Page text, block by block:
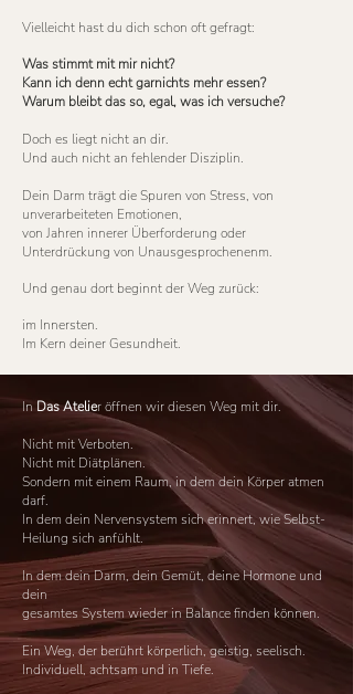
Vielleicht hast du dich schon oft gefragt:
Was stimmt mit mir nicht?
Kann ich denn echt garnichts mehr essen?
Warum bleibt das so, egal, was ich versuche?
Doch es liegt nicht an dir.
Und auch nicht an fehlender Disziplin.
Dein Darm trägt die Spuren von Stress, von
unverarbeiteten Emotionen,
von Jahren innerer Überforderung oder
Unterdrückung von Unausgesprochenenm.
Und genau dort beginnt der Weg zurück:
im Innersten.
Im Kern deiner Gesundheit.
In Das Atelier öffnen wir diesen Weg mit dir.
Nicht mit Verboten.
Nicht mit Diätplänen.
Sondern mit einem Raum, in dem dein Körper atmen
darf.
In dem dein Nervensystem sich erinnert, wie Selbst-
Heilung sich anfühlt.
In dem dein Darm, dein Gemüt, deine Hormone und
dein
gesamtes System wieder in Balance finden können.
Ein Weg, der berührt körperlich, geistig, seelisch.
Individuell, achtsam und in Tiefe.